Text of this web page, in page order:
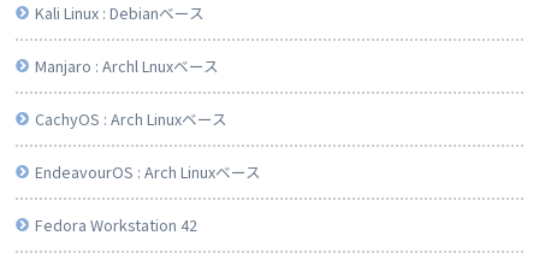
Kali Linux : Debianベース
Manjaro : Archl Lnuxベース
CachyOS : Arch Linuxベース
EndeavourOS : Arch Linuxベース
Fedora Workstation 42